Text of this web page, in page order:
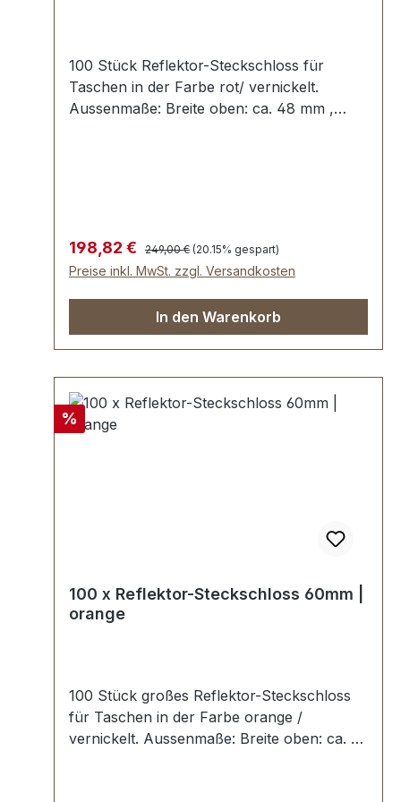
100 Stück Reflektor-Steckschloss für
Taschen in der Farbe rot/ vernickelt.
Aussenmaße: Breite oben: ca. 48 mm ,
der beiliegenden Unterlegscheibe einfach
befestigt. Lieferumfang: 100 Stück
Reflektor-Steckschloss, bestehend aus
Oberteil und Unterteil 100 Stück Klammer
(zur Befestigung des Oberteils) 100 Stück
Unterlegscheibe (zur Befestigung des
Verkaufspreis:
198,82 € Regulärer Preis:
249,00 € (20.15% gespart)
Preise inkl. MwSt. zzgl. Versandkosten
In den Warenkorb
Rabatt
%
100 x Reflektor-Steckschloss 60mm |
orange
100 Stück großes Reflektor-Steckschloss
für Taschen in der Farbe orange /
vernickelt. Aussenmaße: Breite oben: ca. 60